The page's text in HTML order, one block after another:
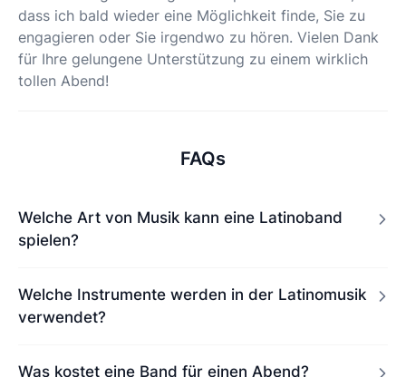
dass ich bald wieder eine Möglichkeit finde, Sie zu
engagieren oder Sie irgendwo zu hören. Vielen Dank
für Ihre gelungene Unterstützung zu einem wirklich
tollen Abend!
FAQs
Welche Art von Musik kann eine Latinoband
spielen?
Welche Instrumente werden in der Latinomusik
verwendet?
Was kostet eine Band für einen Abend?